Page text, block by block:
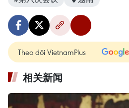
Theo dõi VietnamPlus
相关新闻